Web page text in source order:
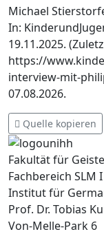
Michael
In:
19.11.2025.
https://
interview-mit-
07.08.2026.
Quelle kopieren
Fakultät für
Fachbereich SLM I
Institut für
Prof. Dr. Tobias
Von-Melle-Park 6